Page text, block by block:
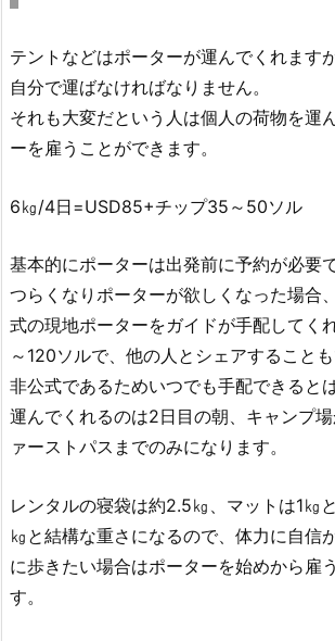
テントなどはポーターが運んでくれます
自分で運ばなければなりません。
それも大変だという人は個人の荷物を運
ーを雇うことができます。
6㎏/4日=USD85+チップ35～50ソル
基本的にポーターは出発前に予約が必要
つらくなりポーターが欲しくなった場合
式の現地ポーターをガイドが手配してく
～120ソルで、他の人とシェアすること
非公式であるためいつでも手配できると
運んでくれるのは2日目の朝、キャンプ
ァーストパスまでのみになります。
レンタルの寝袋は約2.5㎏、マットは1㎏
㎏と結構な重さになるので、体力に自信
に歩きたい場合はポーターを始めから雇
す。